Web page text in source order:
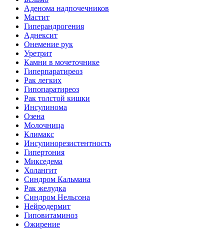
Аденома надпочечников
Мастит
Гиперандрогения
Аднексит
Онемение рук
Уретрит
Камни в мочеточнике
Гиперпаратиреоз
Рак легких
Гипопаратиреоз
Рак толстой кишки
Инсулинома
Озена
Молочница
Климакс
Инсулинорезистентность
Гипертония
Микседема
Холангит
Синдром Кальмана
Рак желудка
Синдром Нельсона
Нейродермит
Гиповитаминоз
Ожирение